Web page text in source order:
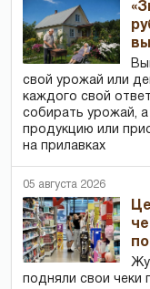
свой урожай или
каждого свой
собирать урожай, а
продукцию или
на прилавках
05 августа 2026
подняли свои чеки